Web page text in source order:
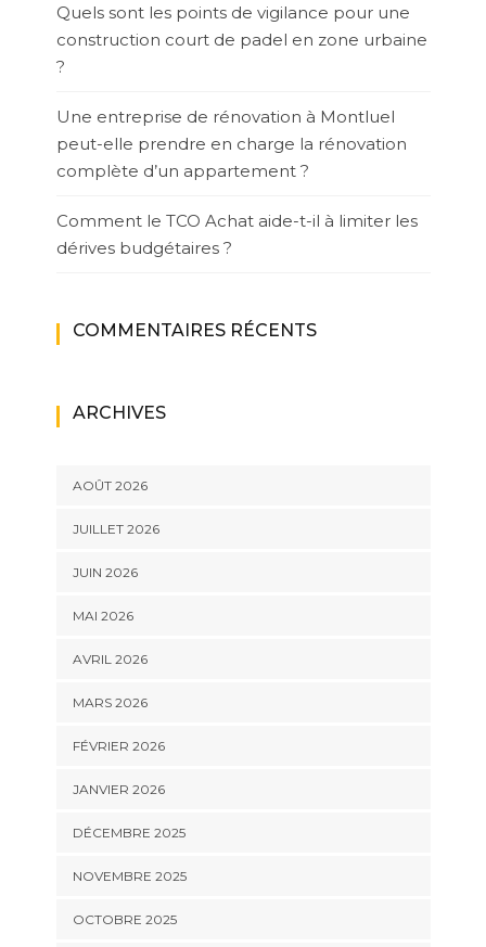
Quels sont les points de vigilance pour une
construction court de padel en zone urbaine
?
Une entreprise de rénovation à Montluel
peut-elle prendre en charge la rénovation
complète d’un appartement ?
Comment le TCO Achat aide-t-il à limiter les
dérives budgétaires ?
COMMENTAIRES RÉCENTS
ARCHIVES
AOÛT 2026
JUILLET 2026
JUIN 2026
MAI 2026
AVRIL 2026
MARS 2026
FÉVRIER 2026
JANVIER 2026
DÉCEMBRE 2025
NOVEMBRE 2025
OCTOBRE 2025